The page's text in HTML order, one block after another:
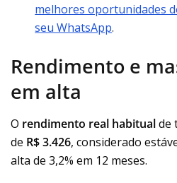
melhores oportunidades
seu WhatsApp.
Rendimento e
em alta
O rendimento real habitualde
de R$ 3.426, considerado
alta de 3,2% em 12 meses.